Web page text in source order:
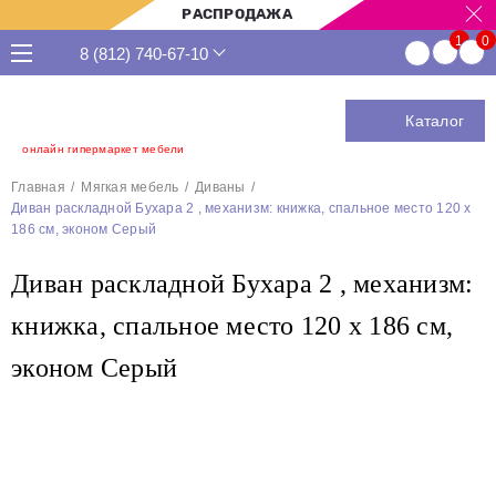
РАСПРОДАЖА
онлайн гипермаркет мебели
8 (812) 740-67-10
Каталог
Главная Мягкая мебель
Диваны
Диван раскладной Бухара 2 , механизм: книжка, спальное место 120 х
186 см, эконом Серый
Диван раскладной Бухара 2 , механизм:
книжка, спальное место 120 х 186 см,
эконом Серый